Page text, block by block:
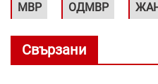
МВР ОДМВР
Свързани